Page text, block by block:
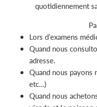
quotidiennement
Lors d’examens
Quand nous
adresse.
Quand nous payons
etc…)
Quand nous